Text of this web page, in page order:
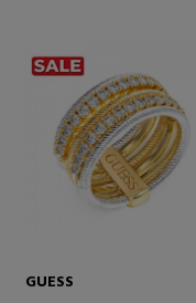
GUESS